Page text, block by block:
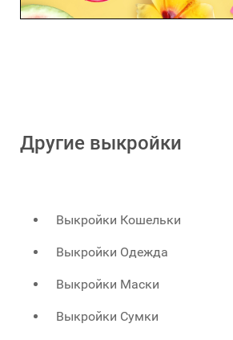
Другие выкройки
Выкройки Кошельки
Выкройки Одежда
Выкройки Маски
Выкройки Сумки